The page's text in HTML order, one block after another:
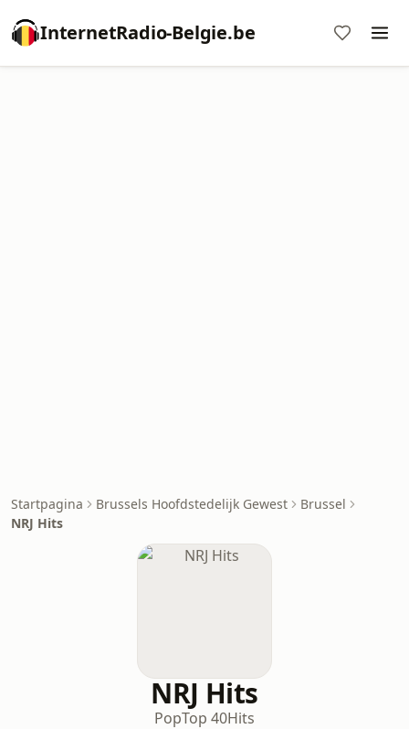
InternetRadio-Belgie.be
Startpagina Brussels Hoofdstedelijk Gewest
Brussel
NRJ Hits
NRJ Hits
PopTop 40Hits